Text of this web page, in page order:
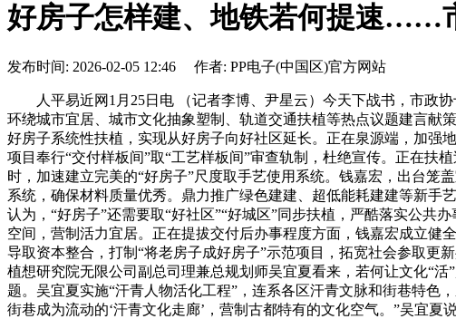
好房子怎样建、地铁若何提速……
发布时间: 2026-02-05 12:46 作者: PP电子(中国区)官方网站
人平易近网1月25日电 （记者李博、尹星云）今天下战书，市政协
环绕城市宜居、城市文化抽象塑制、轨道交通扶植等热点议题建言献
好房子系统性扶植，实现从好房子向好社区延长。正在泉源端，加强
项目奉行“交付样板间”取“工艺样板间”审查轨制，杜绝宣传。正在扶
时，加速建立完美的“好房子”尺度取手艺使用系统。钱嘉宏，出台
系统，确保材料质量优秀。鼎力推广绿色建建、超低能耗建建等新手
认为，“好房子”还需要取“好社区”“好城区”同步扶植，严酷落实公共
空间，营制活力宜居。正在提拔交付后办事程度方面，钱嘉宏成立
导取资本整合，打制“将老房子成好房子”示范项目，拓宽社会参取更
植想研究院无限公司副总司理兼总规划师吴宜夏看来，若何让文化“
题。吴宜夏实施“汗青人物活化工程”，连系各区汗青文脉和街巷特色
街巷成为流动的‘汗青文化走廊’，营制古都特有的文化空气。”吴宜